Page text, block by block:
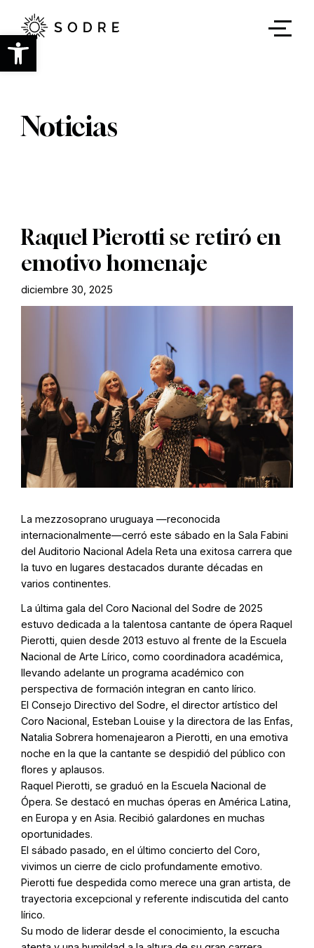
Abrir barra de herramientas
contenido
principal
Noticias
Raquel Pierotti se retiró en
emotivo homenaje
diciembre 30, 2025
La mezzosoprano uruguaya —reconocida
internacionalmente—cerró este sábado en la Sala Fabini
del Auditorio Nacional Adela Reta una exitosa carrera que
la tuvo en lugares destacados durante décadas en
varios continentes.
La última gala del Coro Nacional del Sodre de 2025
estuvo dedicada a la talentosa cantante de ópera Raquel
Pierotti, quien desde 2013 estuvo al frente de la Escuela
Nacional de Arte Lírico, como coordinadora académica,
llevando adelante un programa académico con
perspectiva de formación integran en canto lírico.
El Consejo Directivo del Sodre, el director artístico del
Coro Nacional, Esteban Louise y la directora de las Enfas,
Natalia Sobrera homenajearon a Pierotti, en una emotiva
noche en la que la cantante se despidió del público con
flores y aplausos.
Raquel Pierotti, se graduó en la Escuela Nacional de
Ópera. Se destacó en muchas óperas en América Latina,
en Europa y en Asia. Recibió galardones en muchas
oportunidades.
El sábado pasado, en el último concierto del Coro,
vivimos un cierre de ciclo profundamente emotivo.
Pierotti fue despedida como merece una gran artista, de
trayectoria excepcional y referente indiscutida del canto
lírico.
Su modo de liderar desde el conocimiento, la escucha